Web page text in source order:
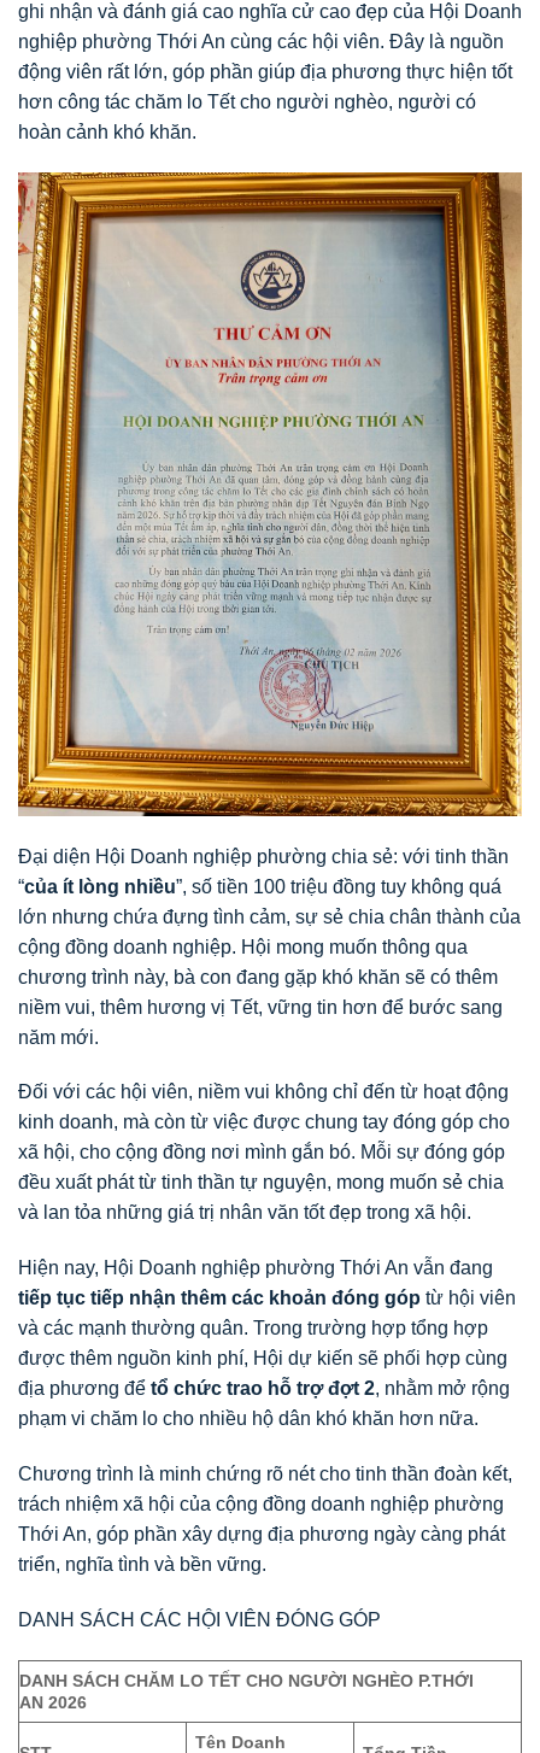
ghi nhận và đánh giá cao nghĩa cử cao đẹp của Hội Doanh
nghiệp phường Thới An cùng các hội viên. Đây là nguồn
động viên rất lớn, góp phần giúp địa phương thực hiện tốt
hơn công tác chăm lo Tết cho người nghèo, người có
hoàn cảnh khó khăn.
Đại diện Hội Doanh nghiệp phường chia sẻ: với tinh thần
“của ít lòng nhiều”, số tiền 100 triệu đồng tuy không quá
lớn nhưng chứa đựng tình cảm, sự sẻ chia chân thành của
cộng đồng doanh nghiệp. Hội mong muốn thông qua
chương trình này, bà con đang gặp khó khăn sẽ có thêm
niềm vui, thêm hương vị Tết, vững tin hơn để bước sang
năm mới.
Đối với các hội viên, niềm vui không chỉ đến từ hoạt động
kinh doanh, mà còn từ việc được chung tay đóng góp cho
xã hội, cho cộng đồng nơi mình gắn bó. Mỗi sự đóng góp
đều xuất phát từ tinh thần tự nguyện, mong muốn sẻ chia
và lan tỏa những giá trị nhân văn tốt đẹp trong xã hội.
Hiện nay, Hội Doanh nghiệp phường Thới An vẫn đang
tiếp tục tiếp nhận thêm các khoản đóng góp từ hội viên
và các mạnh thường quân. Trong trường hợp tổng hợp
được thêm nguồn kinh phí, Hội dự kiến sẽ phối hợp cùng
địa phương để tổ chức trao hỗ trợ đợt 2, nhằm mở rộng
phạm vi chăm lo cho nhiều hộ dân khó khăn hơn nữa.
Chương trình là minh chứng rõ nét cho tinh thần đoàn kết,
trách nhiệm xã hội của cộng đồng doanh nghiệp phường
Thới An, góp phần xây dựng địa phương ngày càng phát
triển, nghĩa tình và bền vững.
DANH SÁCH CÁC HỘI VIÊN ĐÓNG GÓP
DANH SÁCH CHĂM LO TẾT CHO NGƯỜI NGHÈO P.THỚI
AN 2026
Tên Doanh